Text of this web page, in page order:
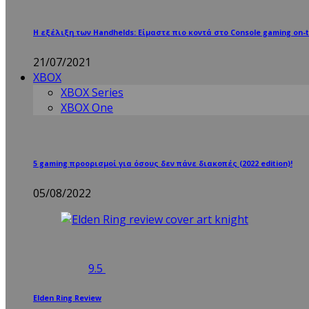
Η εξέλιξη των Handhelds: Είμαστε πιο κοντά στο Console gaming on-
21/07/2021
XBOX
XBOX Series
XBOX One
5 gaming προορισμοί για όσους δεν πάνε διακοπές (2022 edition)!
05/08/2022
9.5
Elden Ring Review